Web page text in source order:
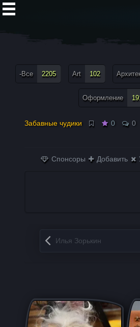
-Все 2205 Art 102
Оформление
Забавные чудики 0 0
Спонсоры Добавить
Запись навигация
Илья Зорькин